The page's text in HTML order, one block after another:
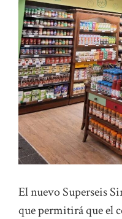
El nuevo Superseis
que permitirá que el